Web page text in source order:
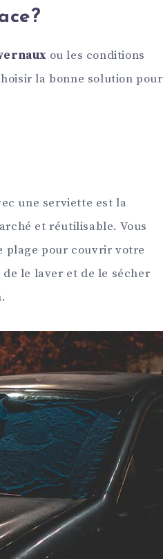
ou les conditions
la bonne solution pour
une serviette est la
et réutilisable. Vous
plage pour couvrir votre
le laver et de le sécher